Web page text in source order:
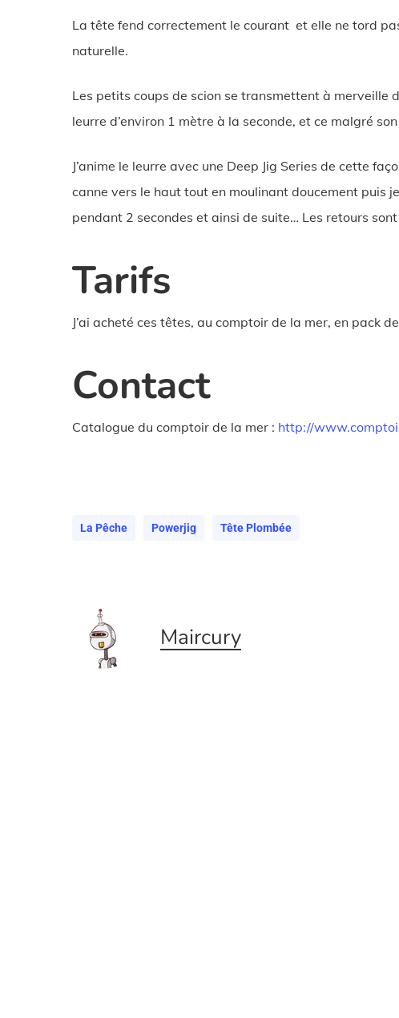
La tête fend correctement le courant et elle ne tord
naturelle.
Les petits coups de scion se transmettent à merveille
leurre d’environ 1 mètre à la seconde, et ce malgré
J’anime le leurre avec une Deep Jig Series de cette
canne vers le haut tout en moulinant doucement puis
pendant 2 secondes et ainsi de suite… Les retours
Tarifs
J’ai acheté ces têtes, au comptoir de la mer, en pack
Contact
Catalogue du comptoir de la mer : http://
La Pêche Powerjig Tête Plombée
Maircury